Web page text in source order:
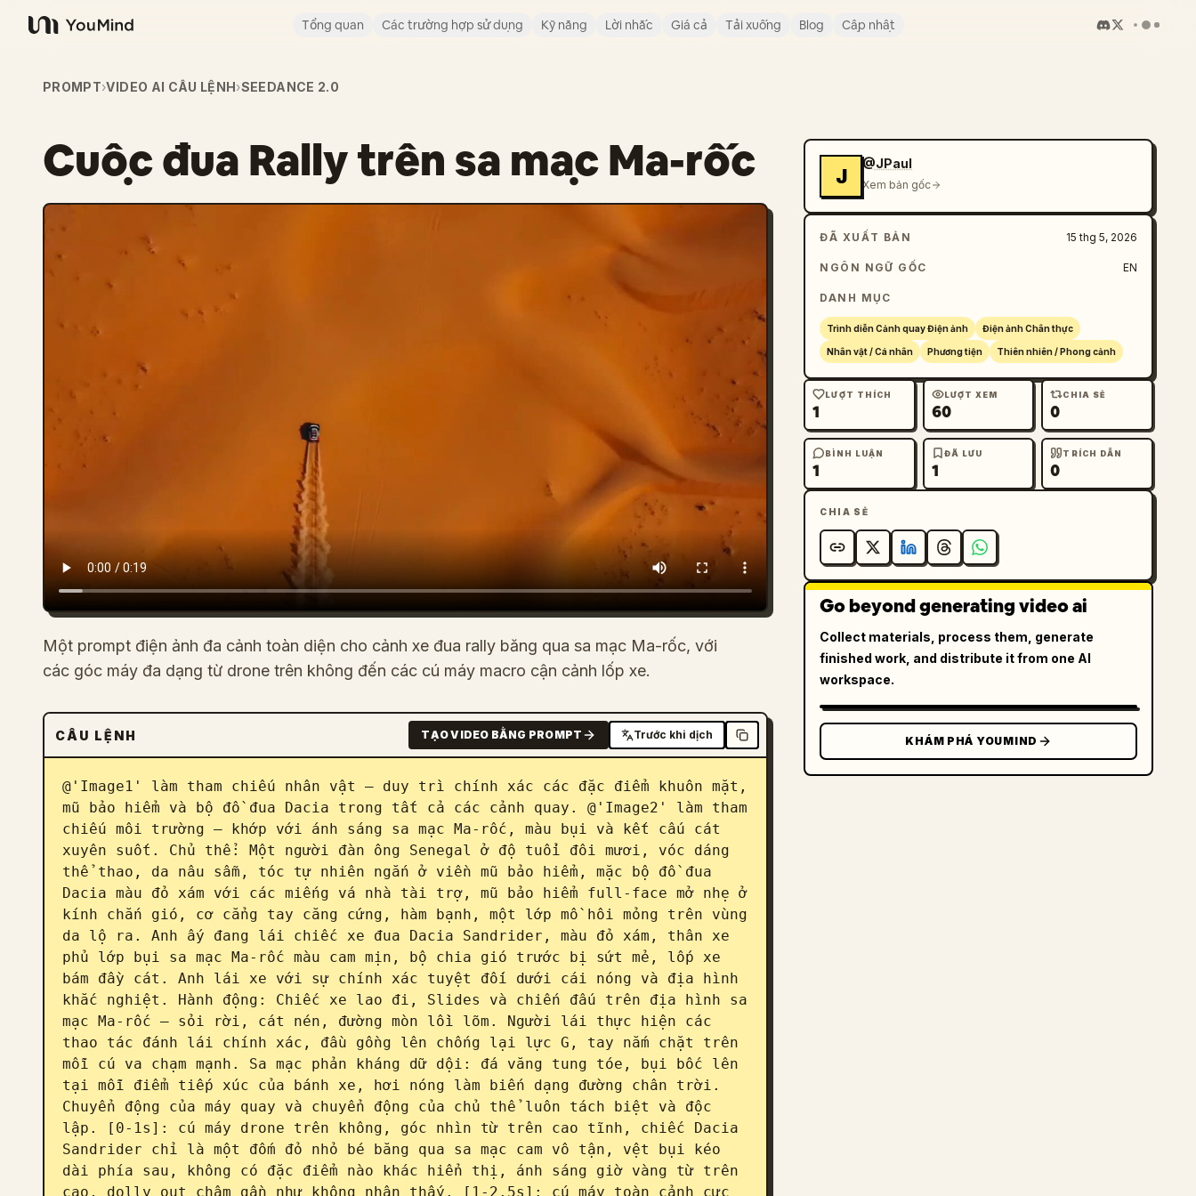
YouMind
Tổng quan Các trường hợp sử dụng Kỹ năng Lời nhắc Giá cả Tải xuống Blog Cập nhật
PROMPT›VIDEO AI CÂU LỆNH›SEEDANCE 2.0
Cuộc đua Rally trên sa mạc Ma-rốc
Một prompt điện ảnh đa cảnh toàn diện cho cảnh xe đua rally băng qua sa mạc Ma-rốc, với
các góc máy đa dạng từ drone trên không đến các cú máy macro cận cảnh lốp xe.
CÂU LỆNH TẠO VIDEO BẰNG PROMPT Trước khi dịch
@'Image1' làm tham chiếu nhân vật — duy trì chính xác các đặc điểm khuôn mặt,
mũ bảo hiểm và bộ đồ đua Dacia trong tất cả các cảnh quay. @'Image2' làm tham
chiếu môi trường — khớp với ánh sáng sa mạc Ma-rốc, màu bụi và kết cấu cát
xuyên suốt. Chủ thể: Một người đàn ông Senegal ở độ tuổi đôi mươi, vóc dáng
thể thao, da nâu sẫm, tóc tự nhiên ngắn ở viền mũ bảo hiểm, mặc bộ đồ đua
Dacia màu đỏ xám với các miếng vá nhà tài trợ, mũ bảo hiểm full-face mở nhẹ ở
kính chắn gió, cơ cẳng tay căng cứng, hàm bạnh, một lớp mồ hôi mỏng trên vùng
da lộ ra. Anh ấy đang lái chiếc xe đua Dacia Sandrider, màu đỏ xám, thân xe
phủ lớp bụi sa mạc Ma-rốc màu cam mịn, bộ chia gió trước bị sứt mẻ, lốp xe
bám đầy cát. Anh lái xe với sự chính xác tuyệt đối dưới cái nóng và địa hình
khắc nghiệt. Hành động: Chiếc xe lao đi, Slides và chiến đấu trên địa hình sa
mạc Ma-rốc — sỏi rời, cát nén, đường mòn lồi lõm. Người lái thực hiện các
thao tác đánh lái chính xác, đầu gồng lên chống lại lực G, tay nắm chặt trên
mỗi cú va chạm mạnh. Sa mạc phản kháng dữ dội: đá văng tung tóe, bụi bốc lên
tại mỗi điểm tiếp xúc của bánh xe, hơi nóng làm biến dạng đường chân trời.
Chuyển động của máy quay và chuyển động của chủ thể luôn tách biệt và độc
lập. [0-1s]: cú máy drone trên không, góc nhìn từ trên cao tĩnh, chiếc Dacia
Sandrider chỉ là một đốm đỏ nhỏ bé băng qua sa mạc cam vô tận, vệt bụi kéo
dài phía sau, không có đặc điểm nào khác hiển thị, ánh sáng giờ vàng từ trên
cao, dolly out chậm gần như không nhận thấy. [1-2.5s]: cú máy toàn cảnh cực
J
@JPaul
Xem bản gốc
ĐÃ XUẤT BẢN 15 thg 5, 2026
NGÔN NGỮ GỐC EN
DANH MỤC
Trình diễn Cảnh quay Điện ảnh Điện ảnh Chân thực
Nhân vật / Cá nhân Phương tiện Thiên nhiên / Phong cảnh
LƯỢT THÍCH
1
LƯỢT XEM
60
CHIA SẺ
0
BÌNH LUẬN
1
ĐÃ LƯU
1
TRÍCH DẪN
0
CHIA SẺ
Go beyond generating video ai
Collect materials, process them, generate
finished work, and distribute it from one AI
workspace.
KHÁM PHÁ YOUMIND